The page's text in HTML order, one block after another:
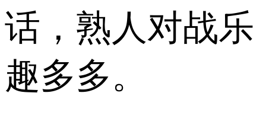
话，熟人对战乐
趣多多。